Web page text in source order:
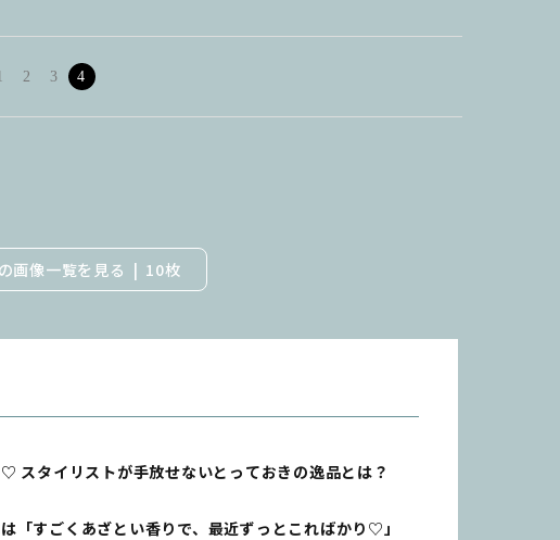
2 3 4
画像一覧を見る 10枚
スタイリストが手放せないとっておきの逸品とは？
「すごくあざとい香りで、最近ずっとこればかり♡」